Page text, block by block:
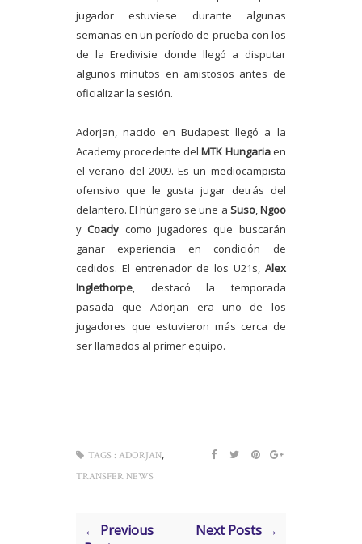
jugador estuviese durante algunas
semanas en un período de prueba con los
de la Eredivisie donde llegó a disputar
algunos minutos en amistosos antes de
oficializar la sesión.
Adorjan, nacido en Budapest llegó a la
Academy procedente delMTK Hungariaen
el verano del 2009. Es un mediocampista
ofensivo que le gusta jugar detrás del
delantero. El húngaro se une a Suso, Ngoo
y Coady como jugadores que buscarán
ganar experiencia en condición de
cedidos. El entrenador de los U21s, Alex
Inglethorpe , destacó la temporada
pasada que Adorjan era uno de los
jugadores que estuvieron más cerca de
ser llamados al primer equipo.
TAGS : ADORJAN
TRANSFER NEWS
← Previous
Next Posts →